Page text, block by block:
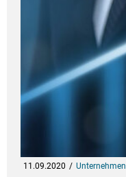
11.09.2020 Unternehmen